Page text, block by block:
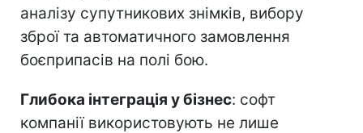
аналізу супутникових знімків, вибору
зброї та автоматичного замовлення
боєприпасів на полі бою.
Глибока інтеграція у бізнес: софт
компанії використовують не лише